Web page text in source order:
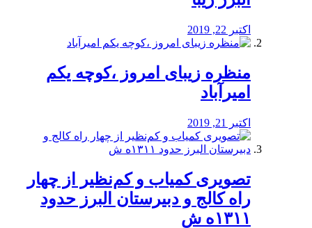
اکتبر 22, 2019
منظره‌‌ زیبای امروز ،کوچه یکم
امیرآباد
اکتبر 21, 2019
️تصویری کمیاب و کم‌نظیر از چهار
راه كالج و دبيرستان البرز حدود
۱۳۱۱ه ش